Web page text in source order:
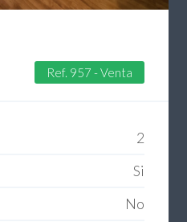
Ref. 957 - Venta
2
Si
No